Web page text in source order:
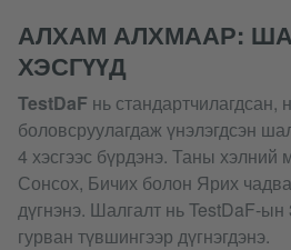
АЛХАМ АЛХМААР:
ХЭСГҮҮД
TestDaF нь стандартчилагдсан,
боловсруулагдаж үнэлэгдсэн
4 хэсгээс бүрдэнэ. Таны хэлний
Сонсох, Бичих болон Ярих
дүгнэнэ. Шалгалт нь TestDaF-ын
гурван түвшингээр дүгнэгдэнэ.